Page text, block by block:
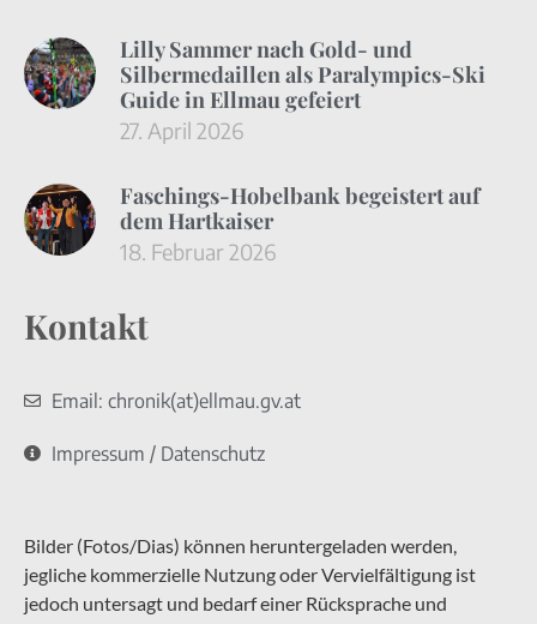
Lilly Sammer nach Gold- und
Silbermedaillen als Paralympics-Ski
Guide in Ellmau gefeiert
27. April 2026
Faschings-Hobelbank begeistert auf
dem Hartkaiser
18. Februar 2026
Kontakt
Email: chronik(at)ellmau.gv.at
Impressum / Datenschutz
Bilder (Fotos/Dias) können heruntergeladen werden,
jegliche kommerzielle Nutzung oder Vervielfältigung ist
jedoch untersagt und bedarf einer Rücksprache und